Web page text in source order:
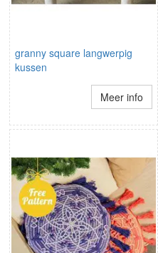
granny square langwerpig
kussen
Meer info